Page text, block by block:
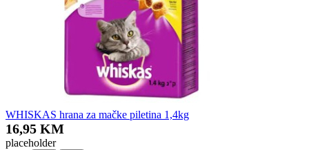
WHISKAS hrana za mačke piletina 1,4kg
16,95 KM
placeholder